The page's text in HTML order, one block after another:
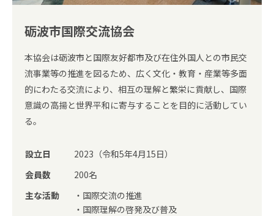
砺波市国際交流協会
本協会は砺波市と国際友好都市及び在住外国人との市民交
流事業等の推進を図るため、広く文化・教育・産業等多面
的にわたる交流により、相互の理解と繁栄に貢献し、国際
意識の高揚と世界平和に寄与することを目的に活動してい
る。
設立日
2023（令和5年4月15日）
会員数
200名
主な活動
・国際交流の推進
・国際理解の啓発及び普及